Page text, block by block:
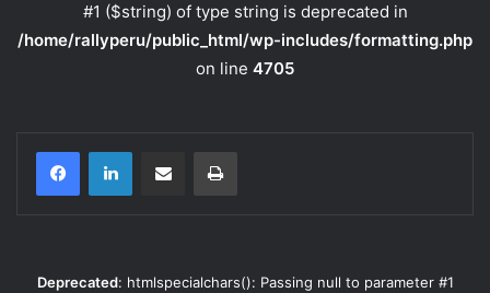
#1 ($string) of type string is deprecated in
/home/rallyperu/public_html/wp-includes/formatting.php
on line 4705
Compartir por correo electrónicoImprimir
Deprecated: htmlspecialchars(): Passing null to parameter #1